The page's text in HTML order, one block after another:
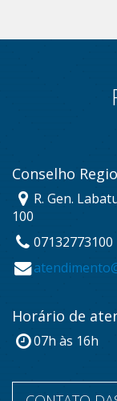
Conselho
R. Gen.
100
07132773100
Horário de
07h às 16h